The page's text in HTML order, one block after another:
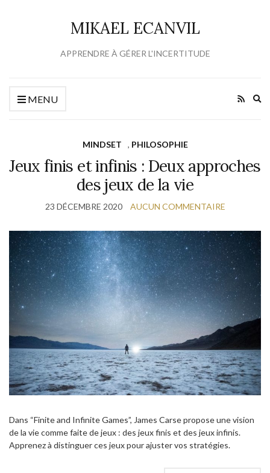
MIKAEL ECANVIL
APPRENDRE À GÉRER L'INCERTITUDE
MENU
MINDSET , PHILOSOPHIE
Jeux finis et infinis : Deux approches
des jeux de la vie
23 DÉCEMBRE 2020 AUCUN COMMENTAIRE
Dans “Finite and Infinite Games”, James Carse propose une vision
de la vie comme faite de jeux : des jeux finis et des jeux infinis.
Apprenez à distinguer ces jeux pour ajuster vos stratégies.